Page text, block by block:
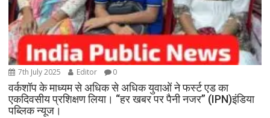
7th July 2025 Editor 0
वर्कशॉप के माध्यम से अधिक से अधिक युवाओं ने फर्स्ट एड का
एकदिवसीय प्रशिक्षण लिया। “हर खबर पर पैनी नजर” (IPN)इंडिया
पब्लिक न्यूज।